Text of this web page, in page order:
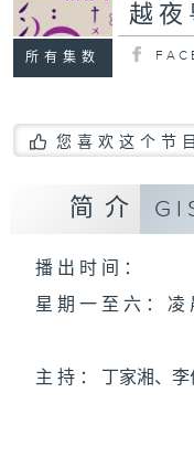
所有集数
越夜
您喜欢这个节
简介
播 出 时 间 ：
星 期 一 至 六 ： 凌
主 持 ： 丁家湘、